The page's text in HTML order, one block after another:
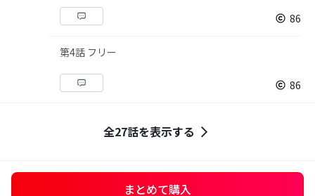
86
第4話 フリー
86
全27話を表示する
まとめて購入